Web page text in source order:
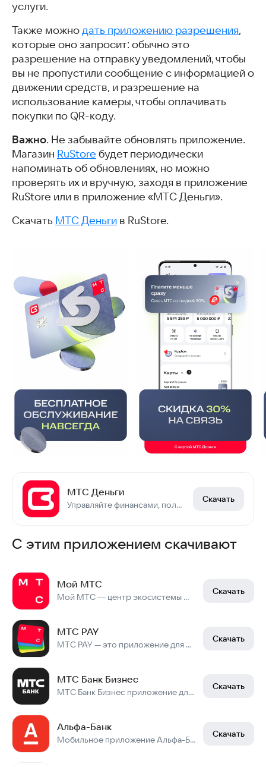
услуги.
Также можно дать приложению разрешения,
которые оно запросит: обычно это
разрешение на отправку уведомлений, чтобы
вы не пропустили сообщение с информацией о
движении средств, и разрешение на
использование камеры, чтобы оплачивать
покупки по QR-коду.
Важно. Не забывайте обновлять приложение.
Магазин RuStore будет периодически
напоминать об обновлениях, но можно
проверять их и вручную, заходя в приложение
RuStore или в приложение «МТС Деньги».
Скачать МТС Деньги в RuStore.
МТС Деньги
Управляйте финансами, получайте больше выгоды
Скачать
С этим приложением скачивают
Мой МТС
Мой МТС ― центр экосистемы МТС
Скачать
МТС PAY
МТС PAY — это приложение для бесконтактной оплаты смартфоном
Скачать
МТС Банк Бизнес
МТС Банк Бизнес приложение для юридических лиц
Скачать
Альфа-Банк
Мобильное приложение Альфа-Банка
Скачать